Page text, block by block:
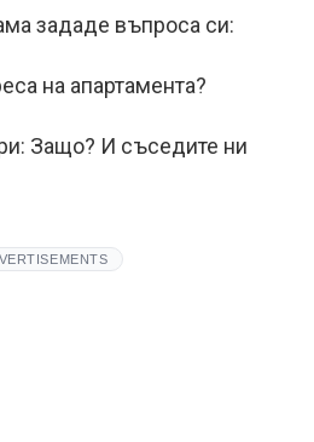
зададе въпроса си:
на апартамента?
Защо? И съседите ни